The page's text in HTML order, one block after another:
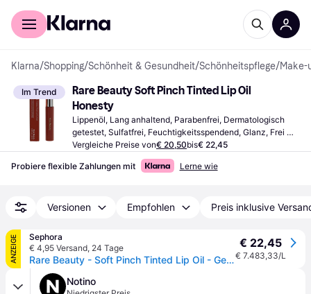
Für Shopper
Klarna/Shopping/Schönheit & Gesundheit/Schönheitspflege/Make-
Im Trend
Rare Beauty Soft Pinch Tinted Lip Oil
Honesty
Lippenöl, Lang anhaltend, Parabenfrei, Dermatologisch
getestet, Sulfatfrei, Feuchtigkeitsspendend, Glanz, Frei
von Mineralöl, Pflegend
Vergleiche Preise von€ 20,50bis€ 22,45
Probiere flexible Zahlungen mit Lerne wie
Versionen Empfohlen Preis inklusive
ANZEIGE
Sephora
€ 4,95 Versand, 24 Tage
Rare Beauty - Soft Pinch Tinted Lip Oil - Getöntes Lippenöl - soft Pinch Tinted Lip Oil - Honesty - 3 ml
€ 22,45
€ 7.483,33/L
Notino